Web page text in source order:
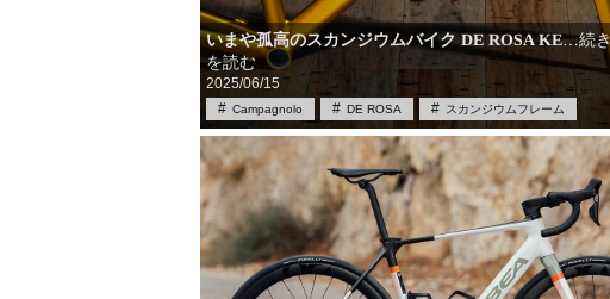
いまや孤高のスカンジウムバイク DE ROSA KE…続き
を読む
2025/06/15
Campagnolo DE ROSA スカンジウムフレーム
ロードバイク